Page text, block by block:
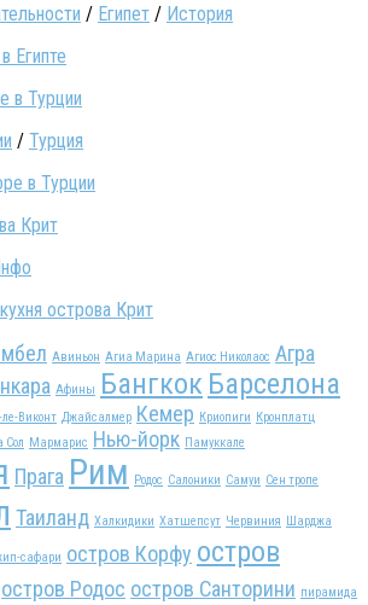
/ Египет / История
Египте
/ Турция
в Турции
острова Крит
Авиньон Агиа Марина Агиос Николаос Агра
Афины Бангкок Барселона
ле-Виконт Джайсалмер Кемер Криопиги Кронплатц
Сол Мармарис Нью-йорк Памуккале
Прага Рим Родос Салоники Самуи Сен тропе
Таиланд Халкидики Хатшепсут Червиния Шарджа
сафари остров Корфу остров
остров Родос остров Санторини пирамида